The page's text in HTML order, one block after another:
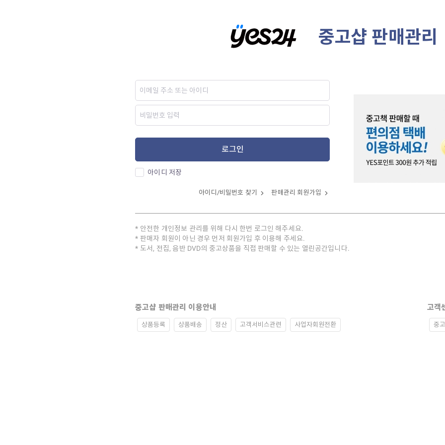
중고샵 판매관리
로그인
아이디 저장
아이디/비밀번호 찾기 판매관리 회원가입
안전한 개인정보 관리를 위해 다시 한번 로그인 해주세요.
판매자 회원이 아닌 경우 먼저 회원가입 후 이용해 주세요.
도서, 전집, 음반 DVD의 중고상품을 직접 판매할 수 있는 열린공간입니다.
중고샵 판매관리 이용안내
상품등록 상품배송 정산 고객서비스관련 사업자회원전환
고객
중